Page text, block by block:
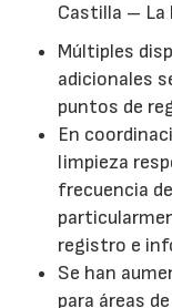
Castilla – La
Múltiples
adicionales
puntos de
En
limpieza
frecuencia
registro e
Se han
para áreas